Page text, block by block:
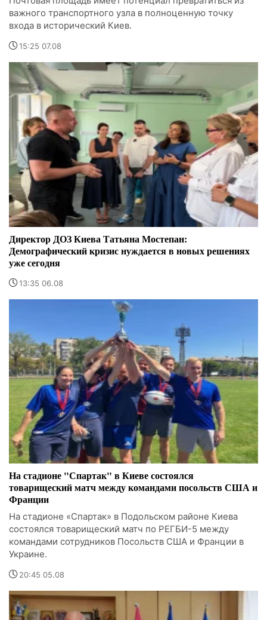
важного транспортного узла в полноценную точку
входа в исторический Киев.
15:25 07.08
Директор ДОЗ Киева Татьяна Мостепан:
Демографический кризис нуждается в новых решениях
уже сегодня
13:35 06.08
На стадионе "Спартак" в Киеве состоялся
товарищеский матч между командами посольств США и
Франции
На стадионе «Спартак» в Подольском районе Киева
состоялся товарищеский матч по РЕГБИ-5 между
командами сотрудников Посольств США и Франции в
Украине.
20:45 05.08